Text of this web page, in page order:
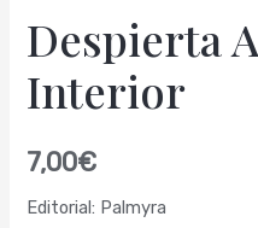
Despierta
Interior
7,00€
Editorial: Palmyra